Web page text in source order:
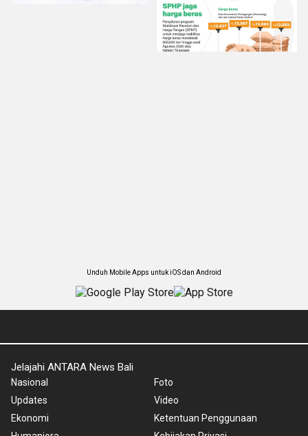
Unduh Mobile Apps untuk iOS dan Android
Jelajahi ANTARA News Bali
Nasional
Updates
Ekonomi
Foto
Video
Ketentuan Penggunaan